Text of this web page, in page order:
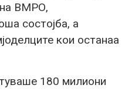
ВМРО,
состојба, а
кои останаа
180 милиони